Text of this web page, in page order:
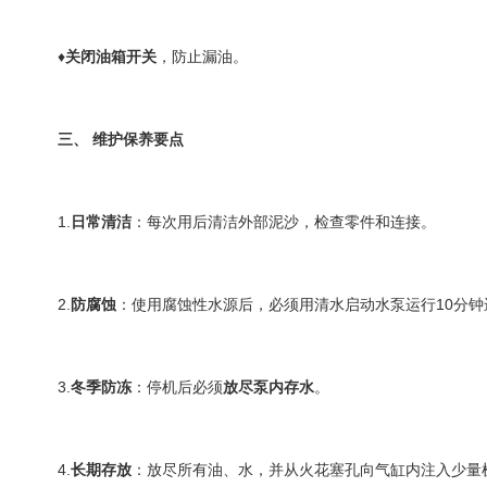
♦关闭油箱开关 ，防止漏油。
三、 维护保养要点
1. 日常清洁 ：每次用后清洁外部泥沙，检查零件和连接。
2. 防腐蚀 ：使用腐蚀性水源后，必须用清水启动水泵运行10分钟
3. 冬季防冻 ：停机后必须放尽泵内存水。
4. 长期存放 ：放尽所有油、水，并从火花塞孔向气缸内注入少量